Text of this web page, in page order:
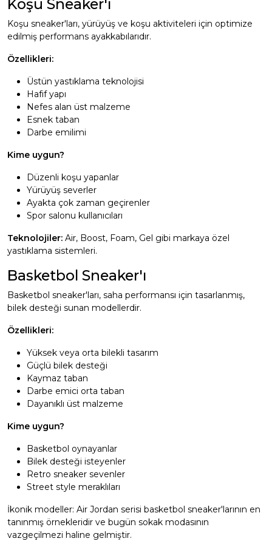
Koşu Sneaker'ı
Koşu sneaker'ları, yürüyüş ve koşu aktiviteleri için optimize
edilmiş performans ayakkabılarıdır.
Özellikleri:
Üstün yastıklama teknolojisi
Hafif yapı
Nefes alan üst malzeme
Esnek taban
Darbe emilimi
Kime uygun?
Düzenli koşu yapanlar
Yürüyüş severler
Ayakta çok zaman geçirenler
Spor salonu kullanıcıları
Teknolojiler: Air, Boost, Foam, Gel gibi markaya özel
yastıklama sistemleri.
Basketbol Sneaker'ı
Basketbol sneaker'ları, saha performansı için tasarlanmış,
bilek desteği sunan modellerdir.
Özellikleri:
Yüksek veya orta bilekli tasarım
Güçlü bilek desteği
Kaymaz taban
Darbe emici orta taban
Dayanıklı üst malzeme
Kime uygun?
Basketbol oynayanlar
Bilek desteği isteyenler
Retro sneaker sevenler
Street style meraklıları
İkonik modeller: Air Jordan serisi basketbol sneaker'larının en
tanınmış örnekleridir ve bugün sokak modasının
vazgeçilmezi haline gelmiştir.